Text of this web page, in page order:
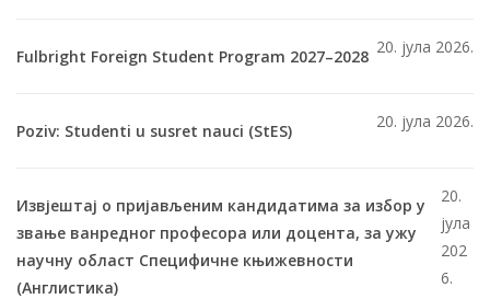
Fulbright Foreign Student Program 2027–2028 20. јула 2026.
Poziv: Studenti u susret nauci (StES) 20. јула 2026.
Извјештај о пријављеним кандидатима за избор у
звање ванредног професора или доцента, за ужу
научну област Специфичне књижевности
(Англистика)
20.
јула
202
6.